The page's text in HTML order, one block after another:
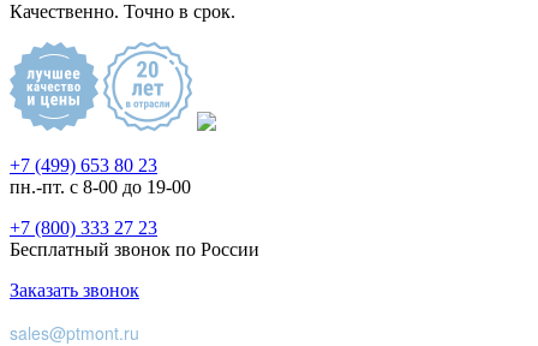
Качественно. Точно в срок.
+7 (499) 653 80 23
пн.-пт. с 8-00 до 19-00
+7 (800) 333 27 23
Бесплатный звонок по России
Заказать звонок
sales@ptmont.ru